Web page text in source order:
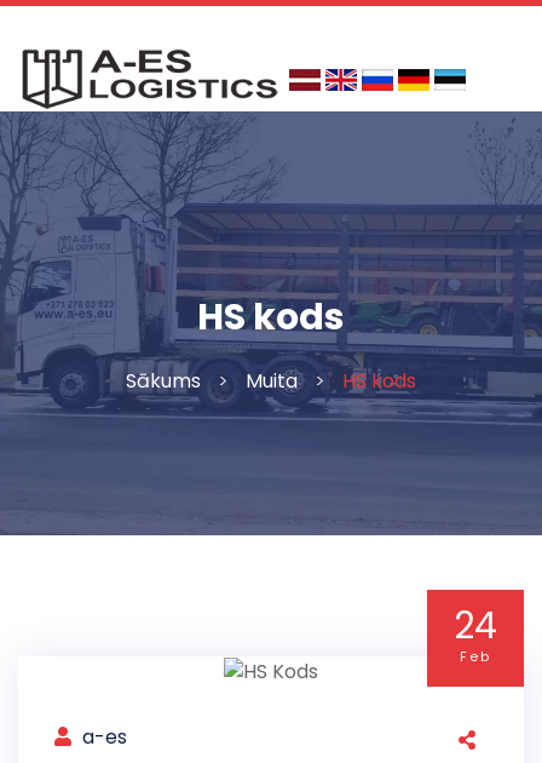
Skip
content
HS kods
Sākums > Muita > HS kods
a-es
24
Feb